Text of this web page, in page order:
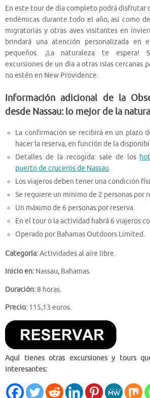
En este tour de día completo podrá disfrutar
endémicas durante todo el año, así como
migratorias y otras aves visitantes en
brindará una atención personalizada en
pequeños. ¡La naturaleza te espera!
excursiones de un día a otras islas cercanas
no estén en New Providence.
Información adicional de la
desde Nassau: lo mejor de la
La confirmación se recibirá en un plazo
hacer la reserva, en función de la
Detalles de la recogida: sale de los
puerto de cruceros de Nassau.
Los viajeros deben tener una condición
Se requiere un mínimo de 2 personas por
Un máximo de 6 personas por reserva.
En el tour o la actividad habrá 6 viajeros
Operado por Bahamas Outdoors Limited.
Categoría:Actividades al aire libre.
Inicio en: Nassau, Bahamas.
Duración:8 horas.
Precio: 115,13 euros.
Aquí tienes otras excursiones y tours
interesantes: